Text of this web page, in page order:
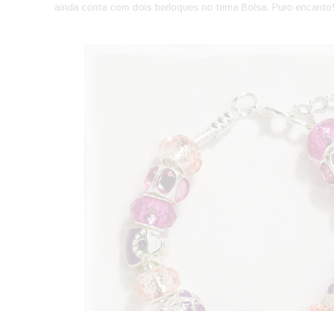
ainda conta com dois berloques no tema Bolsa. Puro encanto!